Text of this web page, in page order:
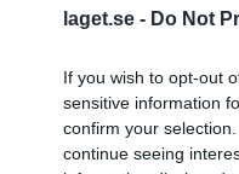
laget.se - Do Not
If you wish to opt-out
sensitive information
confirm your
continue seeing